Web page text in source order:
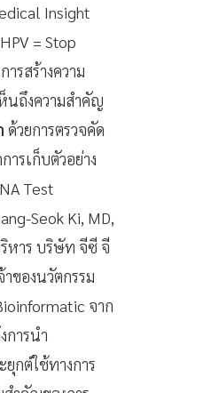
Insight
= Stop
รสร้างความ
นถึงความสำคัญ
ด้วยการตรวจคัด
ารเก็บตัวอย่าง
Test
Seok Ki, MD,
หาร บริษัท จีซี จี
ของนวัตกรรม
จาก
การนำ
กต์ใช้ทางการ